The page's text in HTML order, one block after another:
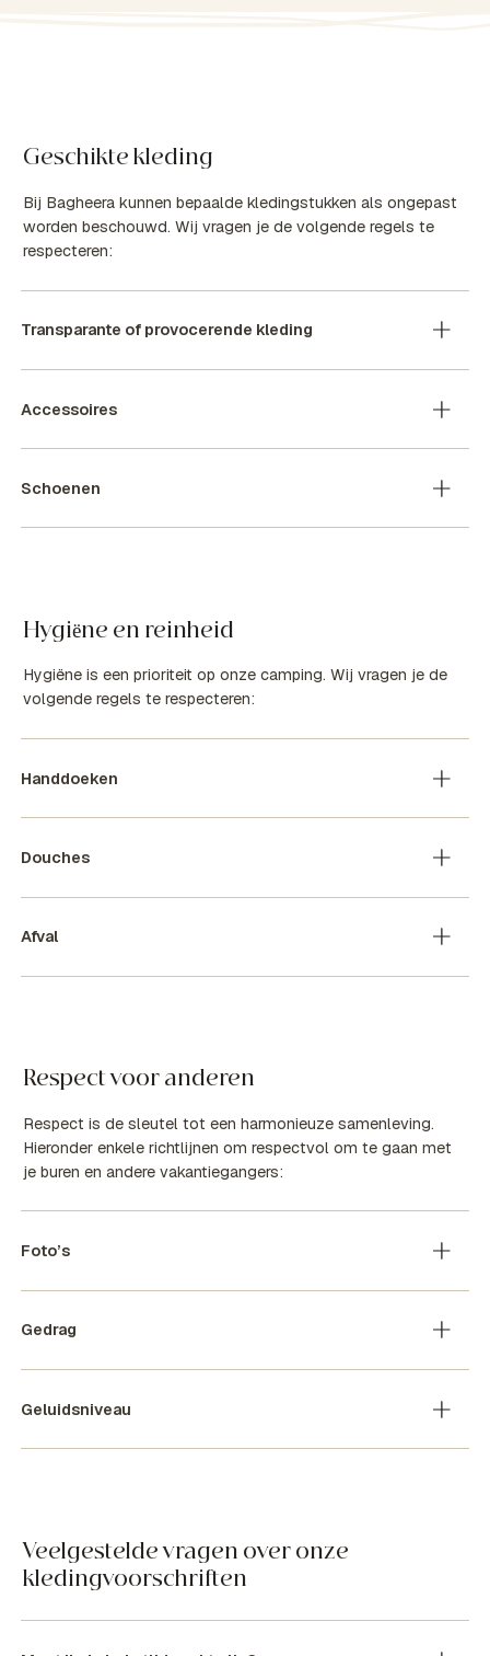
Geschikte kleding
Bij Bagheera kunnen bepaalde kledingstukken als ongepast
worden beschouwd. Wij vragen je de volgende regels te
respecteren:
Transparante of provocerende kleding
Accessoires
Schoenen
Hygiëne en reinheid
Hygiëne is een prioriteit op onze camping. Wij vragen je de
volgende regels te respecteren:
Handdoeken
Douches
Afval
Respect voor anderen
Respect is de sleutel tot een harmonieuze samenleving.
Hieronder enkele richtlijnen om respectvol om te gaan met
je buren en andere vakantiegangers:
Foto’s
Gedrag
Geluidsniveau
Veelgestelde vragen over onze
kledingvoorschriften